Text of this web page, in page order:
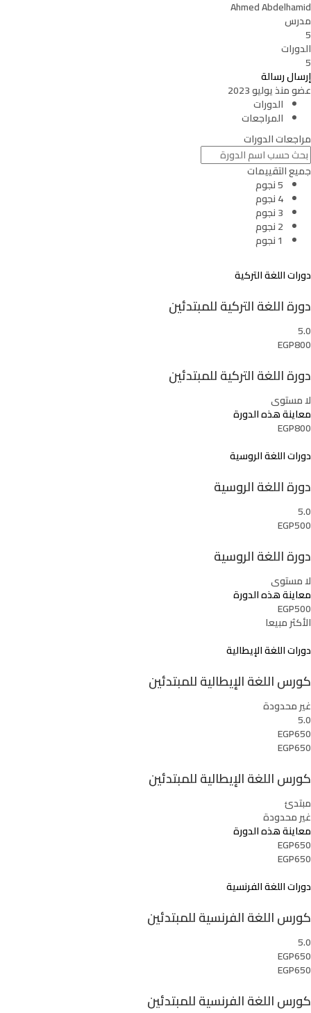
Ahmed Abdelhamid
مدرس
5
الدورات
5
إرسال رسالة
عضو منذ يوليو 2023
الدورات
المراجعات
مراجعات الدورات
جميع التقييمات
5 نجوم
4 نجوم
3 نجوم
2 نجوم
1 نجوم
دورات اللغة التركية
دورة اللغة التركية للمبتدئين
5.0
EGP800
دورة اللغة التركية للمبتدئين
لا مستوى
معاينة هذه الدورة
EGP800
دورات اللغة الروسية
دورة اللغة الروسية
5.0
EGP500
دورة اللغة الروسية
لا مستوى
معاينة هذه الدورة
EGP500
الأكثر مبيعا
دورات اللغة الإيطالية
كورس اللغة الإيطالية للمبتدئين
غير محدودة
5.0
EGP650
EGP650
كورس اللغة الإيطالية للمبتدئين
مبتدئ
غير محدودة
معاينة هذه الدورة
EGP650
EGP650
دورات اللغة الفرنسية
كورس اللغة الفرنسية للمبتدئين
5.0
EGP650
EGP650
كورس اللغة الفرنسية للمبتدئين